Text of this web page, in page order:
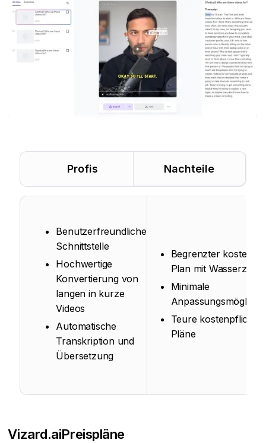
Profis Nachteile
Benutzerfreundliche
Schnittstelle
Hochwertige
Konvertierung von
langen in kurze
Videos
Automatische
Transkription und
Übersetzung
Begrenzter
Plan mit
Minimale
Teure
Pläne
Vizard.aiPreispläne